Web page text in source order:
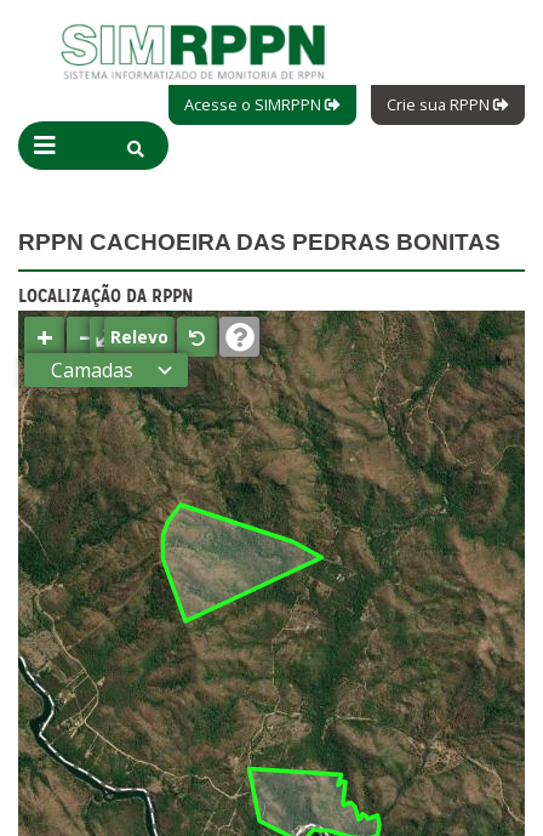
Acesse o SIMRPPN Crie sua RPPN
RPPN CACHOEIRA DAS PEDRAS BONITAS
LOCALIZAÇÃO DA RPPN
+ −⤢Relevo
Camadas
Estados
Municípios
Terras
indígenas
(FUNAI)
UC Federal
UC Estaduais
UC
Municipais
Hidrografia
1:1.000.000
(ANA)
Biomas
(IBGE)